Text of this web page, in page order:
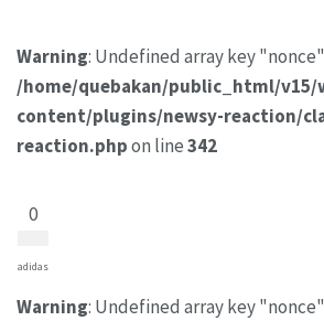
Warning: Undefined array key
/home/quebakan/public_html/v15/
content/plugins/newsy-reaction/
reaction.phpon line342
0
adidas
Warning: Undefined array key